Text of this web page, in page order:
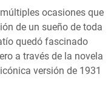
ocasiones que
de un sueño de toda
quedó fascinado
a través de la novela
versión de 1931